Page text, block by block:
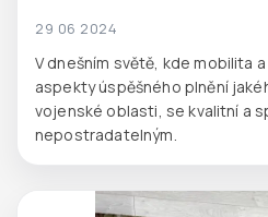
29 06 2024
V dnešním světě, kde mobilita
aspekty úspěšného plnění
vojenské oblasti, se kvalitní a
nepostradatelným.